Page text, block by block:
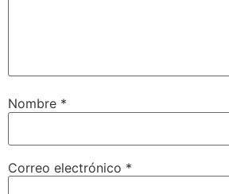
Nombre *
Correo electrónico *